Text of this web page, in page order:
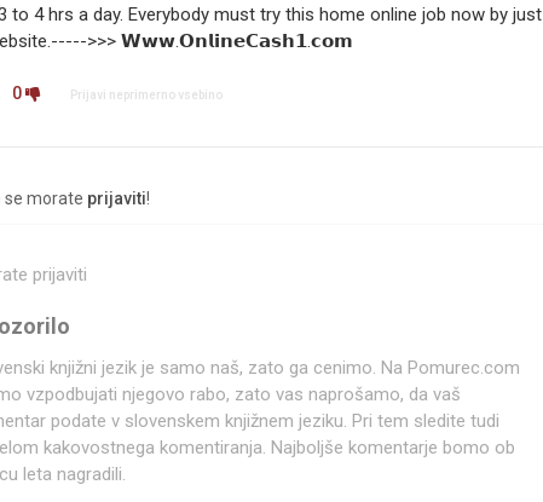
to 4 hrs a day. Everybody must try this home online job now by just
>>> 𝗪𝘄𝘄.𝗢𝗻𝗹𝗶𝗻𝗲𝗖𝗮𝘀𝗵𝟭.𝗰𝗼𝗺
0 Prijavi neprimerno vsebino
se morate prijaviti!
prijaviti
knjižni jezik je samo naš, zato ga cenimo. Na Pomurec.com
vzpodbujati njegovo rabo, zato vas naprošamo, da vaš
podate v slovenskem knjižnem jeziku. Pri tem sledite tudi
kakovostnega komentiranja. Najboljše komentarje bomo ob
leta nagradili.